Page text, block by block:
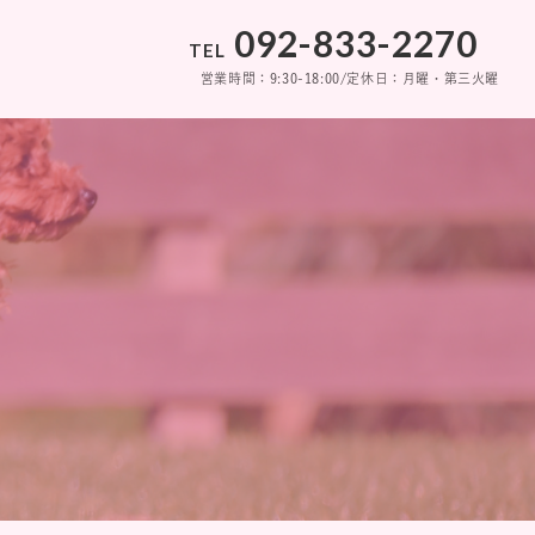
TEL 092-833-2270
営業時間：9:30-18:00/定休日：月曜・第三火曜
TEL 092-833-2270
営業時間：9:30-18:00/定休日：月曜・第三火曜